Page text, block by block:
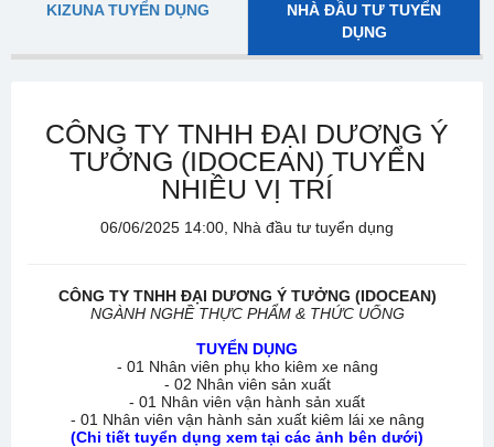
KIZUNA TUYỂN DỤNG
NHÀ ĐẦU TƯ TUYỂN
DỤNG
CÔNG TY TNHH ĐẠI DƯƠNG Ý
TƯỞNG (IDOCEAN) TUYỂN
NHIỀU VỊ TRÍ
06/06/2025 14:00, Nhà đầu tư tuyển dụng
CÔNG TY TNHH ĐẠI DƯƠNG Ý TƯỞNG (IDOCEAN)
NGÀNH NGHỀ THỰC PHẨM & THỨC UỐNG
TUYỂN DỤNG
- 01 Nhân viên phụ kho kiêm xe nâng
- 02 Nhân viên sản xuất
- 01 Nhân viên vận hành sản xuất
- 01 Nhân viên vận hành sản xuất kiêm lái xe nâng
(Chi tiết tuyển dụng xem tại các ảnh bên dưới)